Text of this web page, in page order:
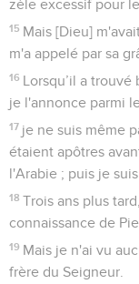
zèle excessif pour
15 Mais [Dieu]
m'a appelé par sa
16 Lorsqu’il a
je l'annonce parmi
17 je ne suis même
étaient apôtres
l'Arabie ; puis je
18 Trois ans plus
connaissance de
19 Mais je n'ai vu
frère du Seigneur.